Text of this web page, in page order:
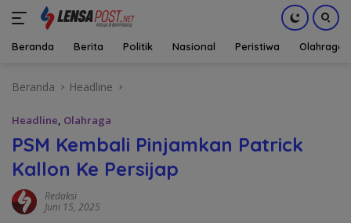
Beranda Berita Politik Nasional Peristiwa Olahraga
Beranda Headline
Headline, Olahraga
PSM Kembali Pinjamkan Patrick
Kallon Ke Persijap
Redaksi
Juni 15, 2025